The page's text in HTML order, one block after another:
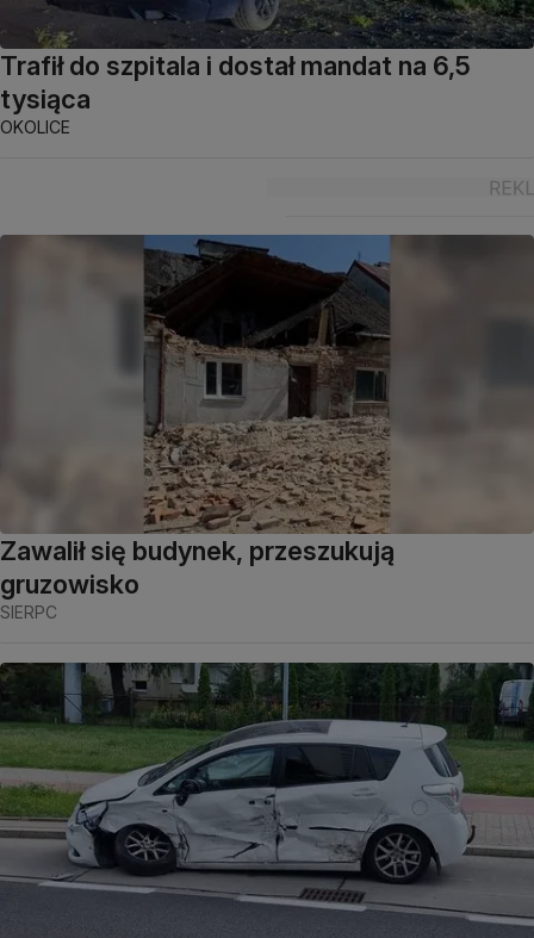
Trafił do szpitala i dostał mandat na 6,5
tysiąca
OKOLICE
Zawalił się budynek, przeszukują
gruzowisko
SIERPC